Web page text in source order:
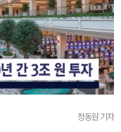
정동원 기자